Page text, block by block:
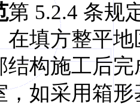
第 5.2.4 条规
在填方整平
结构施工后
，如采用箱